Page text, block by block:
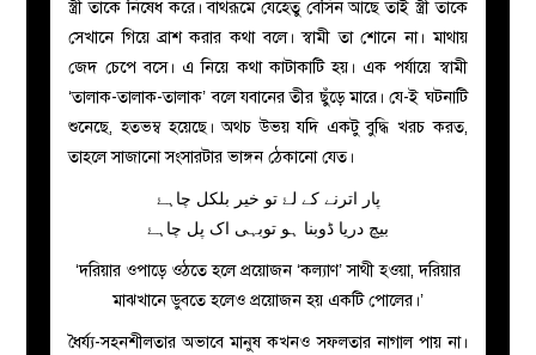
স্ত্রী তাকে নিষেধ করে। বাথরূমে যেহেতু বেসিন আছে তাই স্ত্রী তাকে
সেখানে গিয়ে ব্রাশ করার কথা বলে। স্বামী তা শোনে না। মাথায়
জেদ চেপে বসে। এ নিয়ে কথা কাটাকাটি হয়। এক পর্যায়ে স্বামী
‘তালাক-তালাক-তালাক’ বলে যবানের তীর ছুঁড়ে মারে। যে-ই ঘটনাটি
শুনেছে, হতভম্ব হয়েছে। অথচ উভয় যদি একটু বুদ্ধি খরচ করত,
তাহলে সাজানো সংসারটার ভাঙ্গন ঠেকানো যেত।
پار اترنے کے لۓ تو خیر بلکل چاہۓ
بیچ دریا ڈوبنا ہو توبہی اک پل چاہۓ
‘দরিয়ার ওপাড়ে ওঠতে হলে প্রয়োজন ‘কল্যাণ’ সাথী হওয়া, দরিয়ার
মাঝখানে ডুবতে হলেও প্রয়োজন হয় একটি পোলের।’
ধৈর্য্য-সহনশীলতার অভাবে মানুষ কখনও সফলতার নাগাল পায় না।